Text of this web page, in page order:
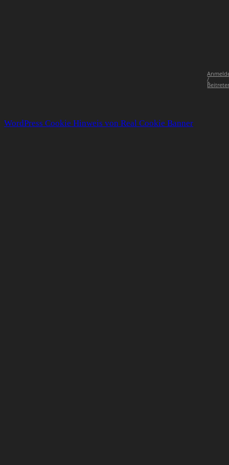
/
WordPress Cookie Hinweis von Real Cookie Banner